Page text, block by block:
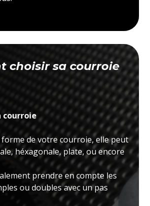
choisir sa courroie
courroie
de votre courroie, elle peut
héxagonale, plate, ou encore
prendre en compte les
ou doubles avec un pas